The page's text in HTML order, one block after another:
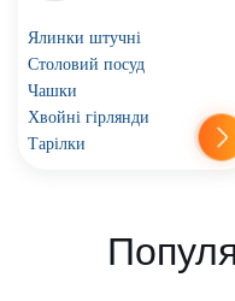
Ялинки штучні
Столовий посуд
Чашки
Хвойні гірлянди
Тарілки